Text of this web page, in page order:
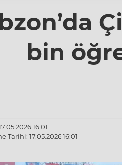
bin
16:01
Tarihi: 17.05.2026 16:01